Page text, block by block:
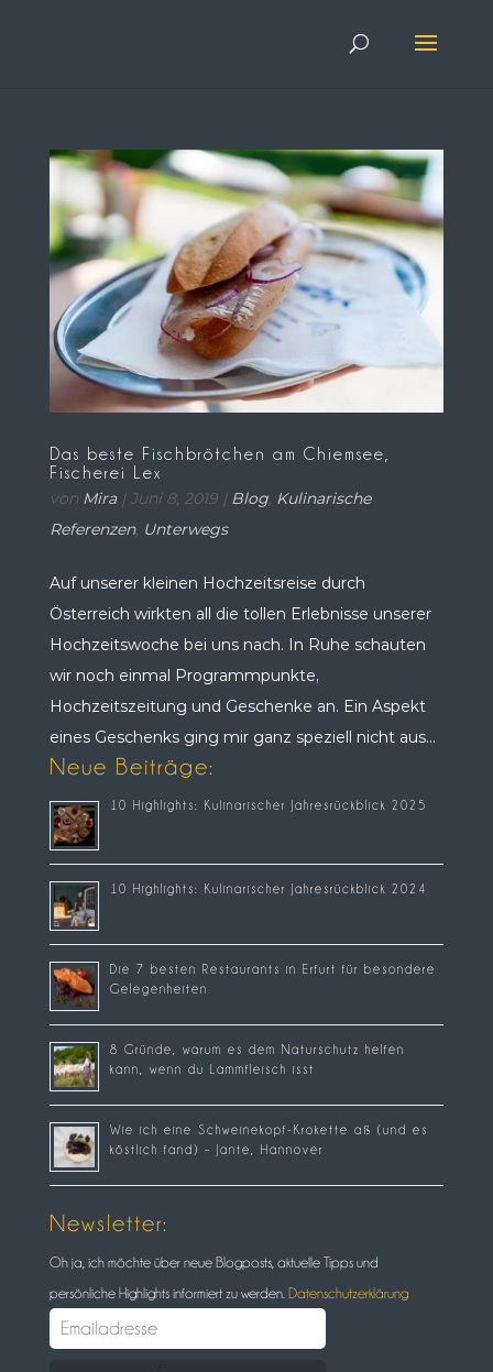
Das beste Fischbrötchen am Chiemsee,
Fischerei Lex
von Mira| Juni 8, 2019| Blog, Kulinarische
Referenzen, Unterwegs
Auf unserer kleinen Hochzeitsreise durch
Österreich wirkten all die tollen Erlebnisse unserer
Hochzeitswoche bei uns nach. In Ruhe schauten
wir noch einmal Programmpunkte,
Hochzeitszeitung und Geschenke an. Ein Aspekt
eines Geschenks ging mir ganz speziell nicht aus...
Neue Beiträge:
10 Highlights: Kulinarischer Jahresrückblick 2025
10 Highlights: Kulinarischer Jahresrückblick 2024
Die 7 besten Restaurants in Erfurt für besondere
Gelegenheiten
8 Gründe, warum es dem Naturschutz helfen
kann, wenn du Lammfleisch isst
Wie ich eine Schweinekopf-Krokette aß (und es
köstlich fand) – Jante, Hannover
Newsletter:
Oh ja, ich möchte über neue Blogposts, aktuelle Tipps und
persönliche Highlights informiert zu werden. Datenschutzerklärung